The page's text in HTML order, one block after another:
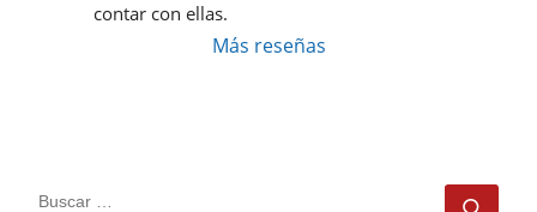
contar con ellas.
Más reseñas
BUSCAR